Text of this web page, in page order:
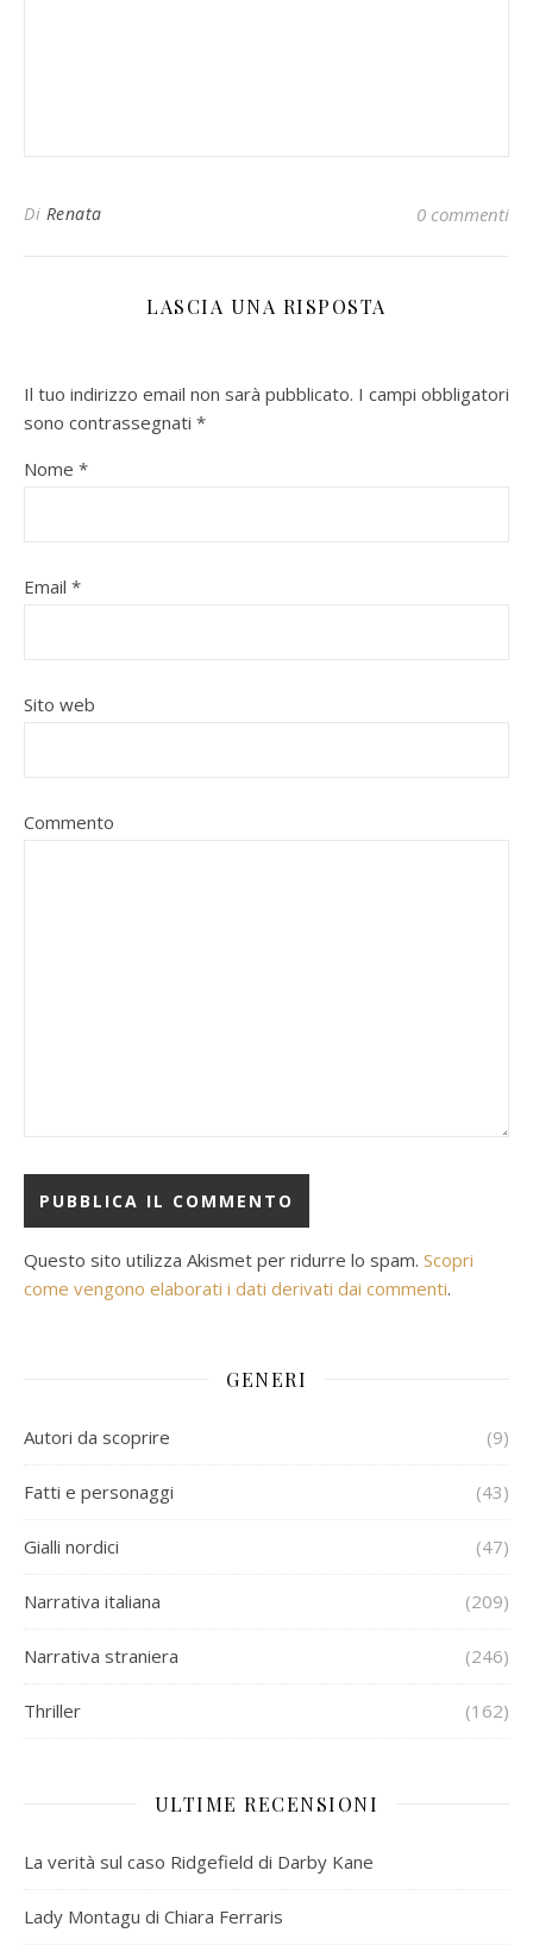
Di Renata 0 commenti
LASCIA UNA RISPOSTA
Il tuo indirizzo email non sarà pubblicato. I campi obbligatori
sono contrassegnati *
Nome *
Email *
Sito web
Commento
Questo sito utilizza Akismet per ridurre lo spam. Scopri
come vengono elaborati i dati derivati dai commenti.
GENERI
Autori da scoprire (9)
Fatti e personaggi (43)
Gialli nordici (47)
Narrativa italiana (209)
Narrativa straniera (246)
Thriller (162)
ULTIME RECENSIONI
La verità sul caso Ridgefield di Darby Kane
Lady Montagu di Chiara Ferraris